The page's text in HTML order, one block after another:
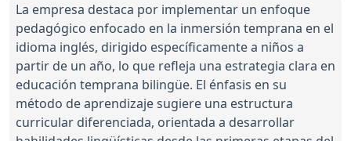
La empresa destaca por implementar un enfoque
pedagógico enfocado en la inmersión temprana en el
idioma inglés, dirigido específicamente a niños a
partir de un año, lo que refleja una estrategia clara en
educación temprana bilingüe. El énfasis en su
método de aprendizaje sugiere una estructura
curricular diferenciada, orientada a desarrollar